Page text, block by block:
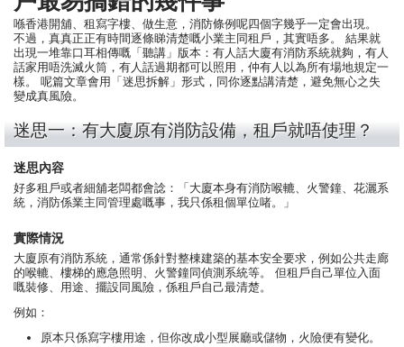
喺香港開舖、租寫字樓、做生意，消防條例呢四個字幾乎一定會出現。
不過，真真正正有時間逐條睇清楚嘅小業主同租戶，其實唔多。 結果就
出現一堆靠口耳相傳嘅「聽講」版本：有人話大廈有消防系統就夠，有人
話家用唔洗滅火筒，有人話過期都可以照用，仲有人以為所有場地規定一
樣。 呢篇文章會用「迷思拆解」形式，同你逐點講清楚，避免無心之失
變成真風險。
迷思一：有大廈原有消防設備，租戶就唔使理？
迷思內容
好多租戶或者細舖老闆都會諗：「大廈本身有消防喉轆、火警鐘、花灑系
統，消防係業主同管理處嘅事，我只係租個單位啫。」
實際情況
大廈原有消防系統，通常係針對整棟建築的基本安全要求，例如公共走廊
的喉轆、樓梯的應急照明、火警鐘同偵測系統等。 但租戶自己單位入面
嘅裝修、用途、擺設同風險，係租戶自己最清楚。
例如：
原本只係寫字樓用途，但你改成小型展廳或儲物，火險便有變化。